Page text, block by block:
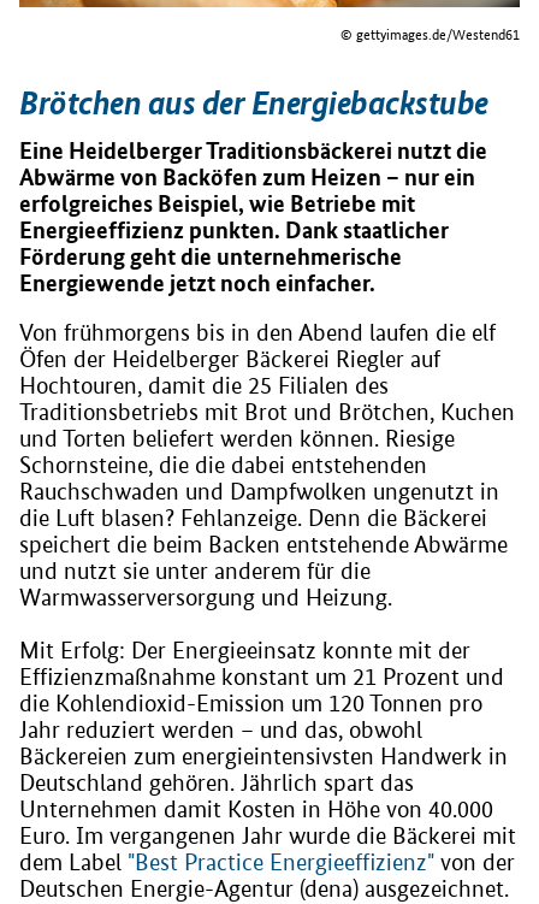
© gettyimages.de/Westend61
Brötchen aus der Energiebackstube
Eine Heidelberger Traditionsbäckerei nutzt die
Abwärme von Backöfen zum Heizen – nur ein
erfolgreiches Beispiel, wie Betriebe mit
Energieeffizienz punkten. Dank staatlicher
Förderung geht die unternehmerische
Energiewende jetzt noch einfacher.
Von frühmorgens bis in den Abend laufen die elf
Öfen der Heidelberger Bäckerei Riegler auf
Hochtouren, damit die 25 Filialen des
Traditionsbetriebs mit Brot und Brötchen, Kuchen
und Torten beliefert werden können. Riesige
Schornsteine, die die dabei entstehenden
Rauchschwaden und Dampfwolken ungenutzt in
die Luft blasen? Fehlanzeige. Denn die Bäckerei
speichert die beim Backen entstehende Abwärme
und nutzt sie unter anderem für die
Warmwasserversorgung und Heizung.
Mit Erfolg: Der Energieeinsatz konnte mit der
Effizienzmaßnahme konstant um 21 Prozent und
die Kohlendioxid-Emission um 120 Tonnen pro
Jahr reduziert werden – und das, obwohl
Bäckereien zum energieintensivsten Handwerk in
Deutschland gehören. Jährlich spart das
Unternehmen damit Kosten in Höhe von 40.000
Euro. Im vergangenen Jahr wurde die Bäckerei mit
dem Label "Best Practice Energieeffizienz" von der
Deutschen Energie-Agentur (dena) ausgezeichnet.